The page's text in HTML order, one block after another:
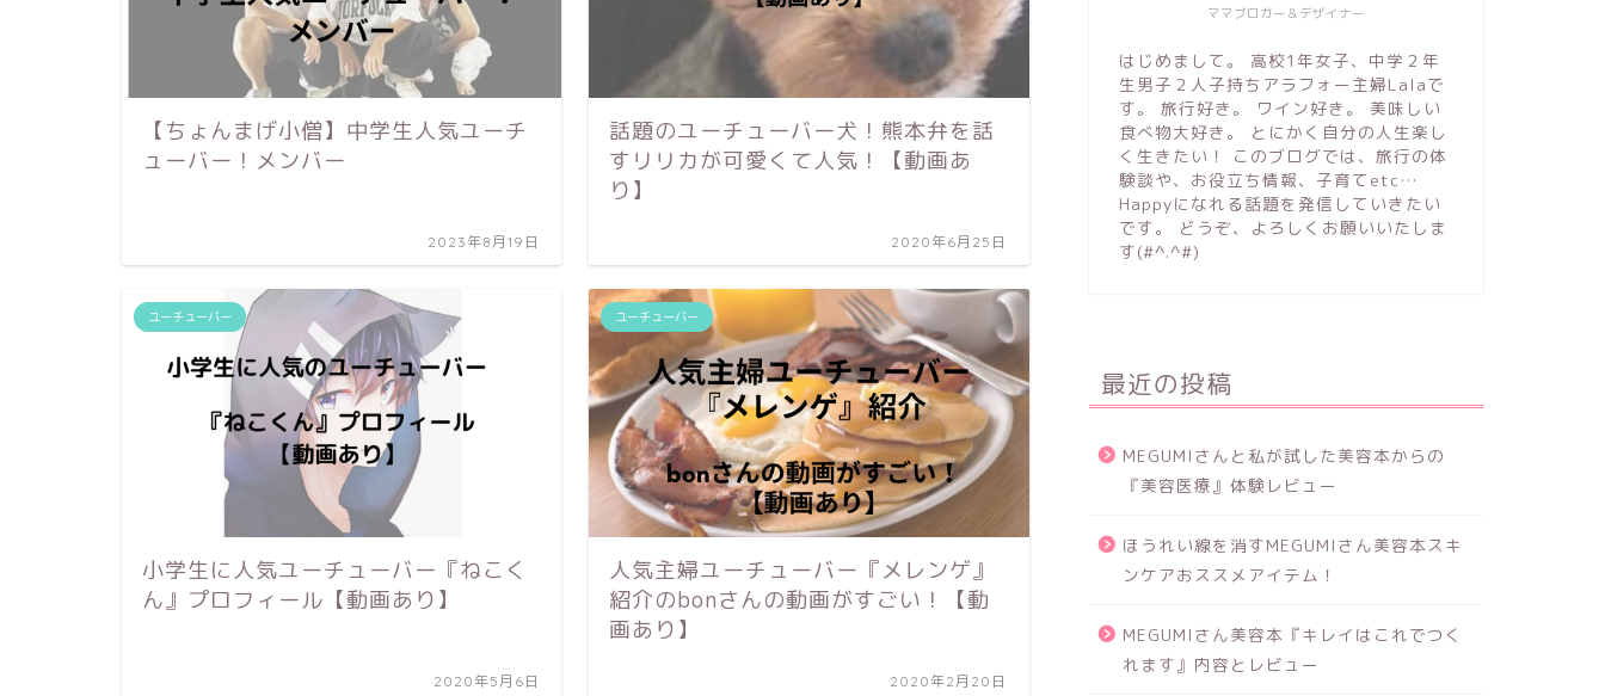
【ちょんまげ小僧】中学生人気ユーチ
ューバー！メンバー
2023年8月19日
話題のユーチューバー犬！熊本弁を話
すリリカが可愛くて人気！【動画あ
り】
2020年6月25日
ユーチューバー
小学生に人気ユーチューバー『ねこく
ん』プロフィール【動画あり】
2020年5月6日
ユーチューバー
人気主婦ユーチューバー『メレンゲ』
紹介のbonさんの動画がすごい！【動
画あり】
2020年2月20日
ママブロガー＆デザイナー
はじめまして。 高校1年女子、中学２年
生男子２人子持ちアラフォー主婦Lalaで
す。 旅行好き。 ワイン好き。 美味しい
食べ物大好き。 とにかく自分の人生楽し
く生きたい！ このブログでは、旅行の体
験談や、お役立ち情報、子育てetc…
Happyになれる話題を発信していきたい
です。 どうぞ、よろしくお願いいたしま
す(#^.^#)
最近の投稿
MEGUMIさんと私が試した美容本からの
『美容医療』体験レビュー
ほうれい線を消すMEGUMIさん美容本スキ
ンケアおススメアイテム！
MEGUMIさん美容本『キレイはこれでつく
れます』内容とレビュー